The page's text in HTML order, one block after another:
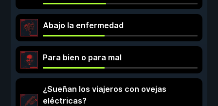
Abajo la enfermedad
Para bien o para mal
¿Sueñan los viajeros con ovejas
eléctricas?